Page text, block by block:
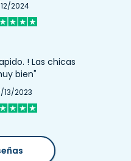
2024
! Las chicas
bien"
13/2023